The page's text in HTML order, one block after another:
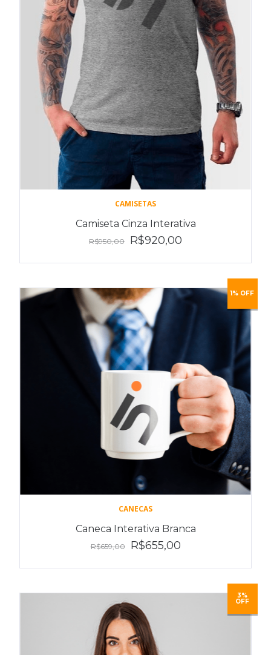
CAMISETAS
Camiseta Cinza Interativa
R$950,00 R$920,00
1% OFF
CANECAS
Caneca Interativa Branca
R$659,00 R$655,00
3%
OFF